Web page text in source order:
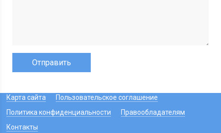
Карта сайта
Пользовательское соглашение
Политика конфиденциальности
Правообладателям
Контакты